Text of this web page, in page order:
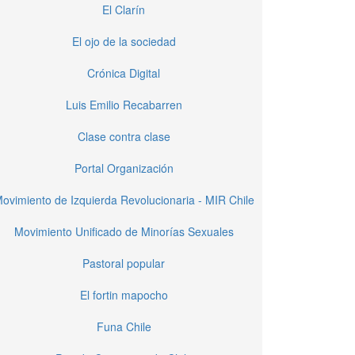
El Clarín
El ojo de la sociedad
Crónica Digital
Luis Emilio Recabarren
Clase contra clase
Portal Organización
de Izquierda Revolucionaria - MIR Chile
Movimiento Unificado de Minorías Sexuales
Pastoral popular
El fortin mapocho
Funa Chile